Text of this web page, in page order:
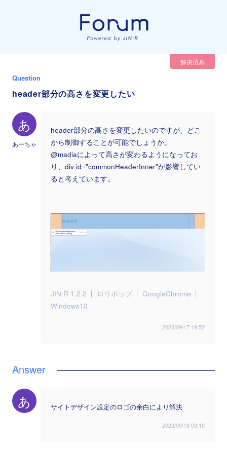
解決済み
Question
header部分の高さを変更したい
あ
あーちゃ
header部分の高さを変更したいのですが、どこ
から制御することが可能でしょうか。
@madiaによって高さが変わるようになってお
り、div id="commonHeaderInner"が影響してい
ると考えています。
JIN:R 1.2.2 ロリポップ
GoogleChrome
Windows10
2023/09/17 19:52
あ サイトデザイン設定のロゴの余白により解決
2023/09/18 03:10